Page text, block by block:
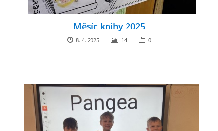
Měsíc knihy 2025
8. 4. 2025 14 0